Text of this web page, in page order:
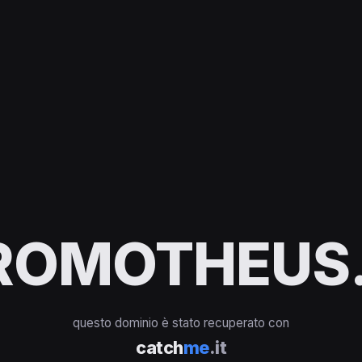
questo dominio è stato recuperato con
catchme.it